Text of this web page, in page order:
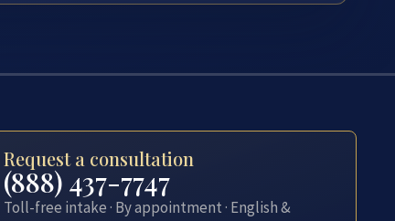
Request a consultation
(888) 437-7747
Toll-free intake · By appointment · English &